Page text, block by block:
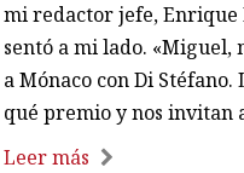
mi redactor jefe, Enrique
sentó a mi lado. «Miguel,
a Mónaco con Di Stéfano.
qué premio y nos invitan
Leer más